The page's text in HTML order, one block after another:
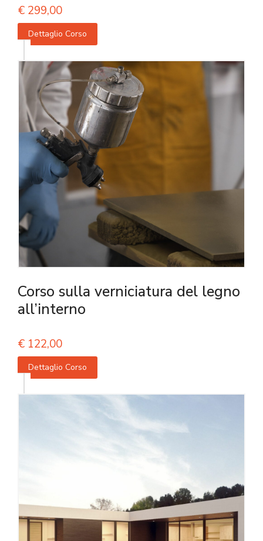
€ 299,00
Dettaglio Corso
Corso sulla verniciatura del legno
all’interno
€ 122,00
Dettaglio Corso